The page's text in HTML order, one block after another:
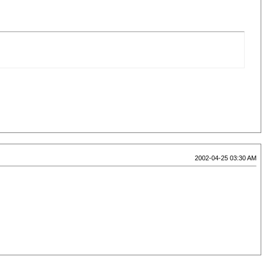
2002-04-25 03:30 AM